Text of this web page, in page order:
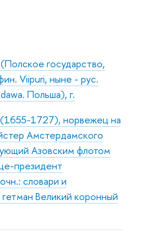
государство,
Viipuri, ныне - рус.
Польша), г.
(1655-1727), норвежец на
Амстердамского
Азовским флотом
президент
словари и
Великий коронный